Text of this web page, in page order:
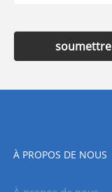
soumettre
À PROPOS DE NOUS